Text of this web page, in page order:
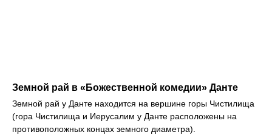
Земной рай в «Божественной комедии» Данте
Земной рай у Данте находится на вершине горы Чистилища
(гора Чистилища и Иерусалим у Данте расположены на
противоположных концах земного диаметра).